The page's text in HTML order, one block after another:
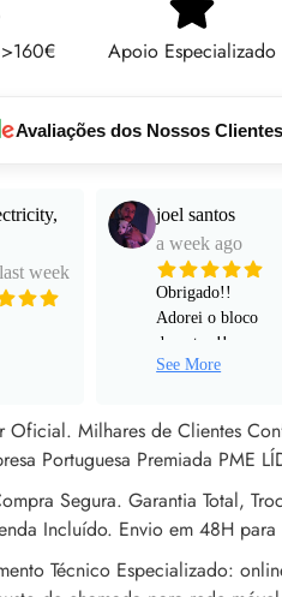
Apoio Especializado
Avaliações dos Nossos Clientes
week
joel santos
a week ago
Obrigado!!
Adorei o bloco
de notas !!
Serviço super
Rápido ! Um
obrigado a Sr
Rita !
See More
Milhares de Clientes
Portuguesa Premiada PME
Segura. Garantia Total,
Incluído. Envio em 48H
Técnico Especializado: